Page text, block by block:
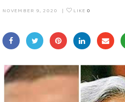
NOVEMBER 9, 2020 | LIKE 0